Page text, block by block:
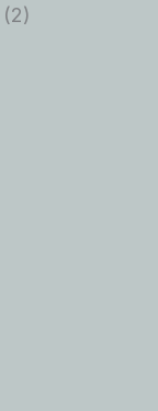
(2)